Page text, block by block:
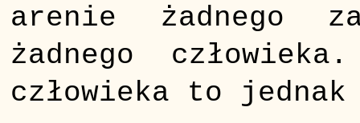
arenie żadnego
żadnego
człowieka to